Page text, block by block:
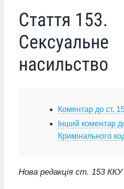
Стаття 153.
Сексуальне
насильство
Коментар до ст.
Інший коментар
Кримінального
Нова редакція ст. 153